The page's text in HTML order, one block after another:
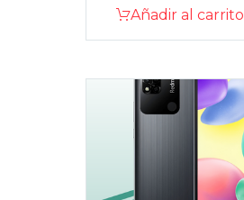
Añadir al carrito